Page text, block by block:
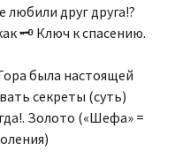
любили друг друга!?
🗝 Ключ к спасению.
была настоящей
секреты (суть)
Золото («Шефа» =